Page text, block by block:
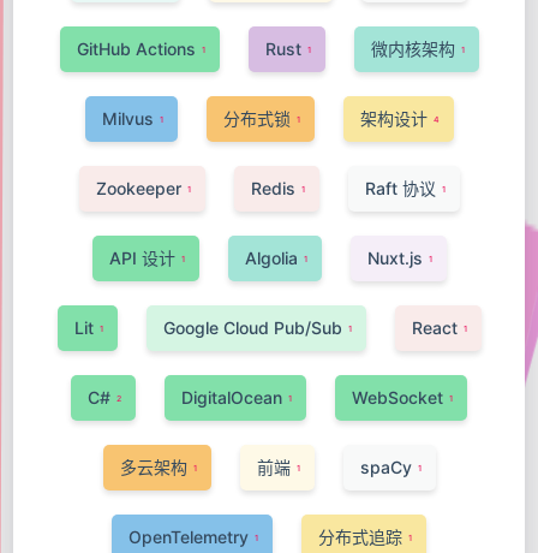
GitHub Actions 1 Rust 1 微内核架构 1
Milvus 1 分布式锁 1 架构设计 4
Zookeeper 1 Redis 1 Raft 协议 1
API 设计 1 Algolia 1 Nuxt.js 1
Lit 1 Google Cloud Pub/Sub 1 React 1
C# 2 DigitalOcean 1 WebSocket 1
多云架构 1 前端 1 spaCy 1
OpenTelemetry 1 分布式追踪 1